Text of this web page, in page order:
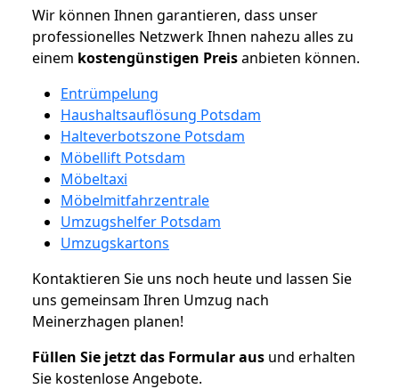
Wir können Ihnen garantieren, dass unser
professionelles Netzwerk Ihnen nahezu alles zu
einem kostengünstigen Preisanbieten können.
Entrümpelung
Haushaltsauflösung Potsdam
Halteverbotszone Potsdam
Möbellift Potsdam
Möbeltaxi
Möbelmitfahrzentrale
Umzugshelfer Potsdam
Umzugskartons
Kontaktieren Sie uns noch heute und lassen Sie
uns gemeinsam Ihren Umzug nach
Meinerzhagen planen!
Füllen Sie jetzt das Formular aus und erhalten
Sie kostenlose Angebote.